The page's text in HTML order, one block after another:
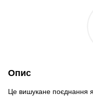
Опис
Це вишукане поєднання